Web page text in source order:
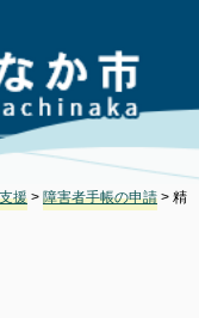
援 > 障害者手帳の申請 > 精